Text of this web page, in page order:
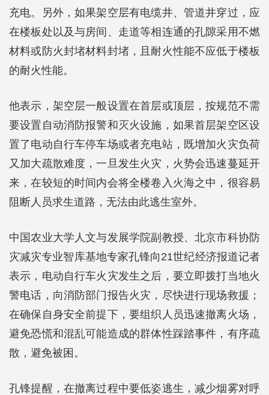
充电。另外，如果架空层有电缆井、管道井穿过，应
在楼板处以及与房间、走道等相连通的孔隙采用不燃
材料或防火封堵材料封堵，且耐火性能不应低于楼板
的耐火性能。
他表示，架空层一般设置在首层或顶层，按规范不需
要设置自动消防报警和灭火设施，如果首层架空区设
置了电动自行车停车场或者充电站，既增加火灾负荷
又加大疏散难度，一旦发生火灾，火势会迅速蔓延开
来，在较短的时间内会将全楼卷入火海之中，很容易
阻断人员求生道路，无法由此逃生室外。
中国农业大学人文与发展学院副教授、北京市科协防
灾减灾专业智库基地专家孔锋向21世纪经济报道记者
表示，电动自行车火灾发生之后，要立即拨打当地火
警电话，向消防部门报告火灾，尽快进行现场救援；
在确保自身安全前提下，要组织人员迅速撤离火场，
避免恐慌和混乱可能造成的群体性踩踏事件，有序疏
散，避免被困。
孔锋提醒，在撤离过程中要低姿逃生，减少烟雾对呼